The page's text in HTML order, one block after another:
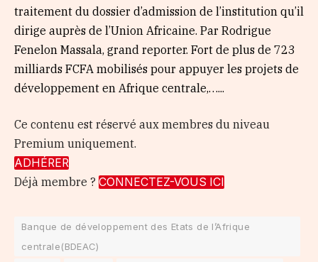
traitement du dossier d’admission de l’institution qu’il
dirige auprès de l’Union Africaine. Par Rodrigue
Fenelon Massala, grand reporter. Fort de plus de 723
milliards FCFA mobilisés pour appuyer les projets de
développement en Afrique centrale,…...
Ce contenu est réservé aux membres du niveau
Premium uniquement.
ADHÉRER
Déjà membre ? CONNECTEZ-VOUS ICI
Banque de développement des Etats de l’Afrique
centrale(BDEAC)